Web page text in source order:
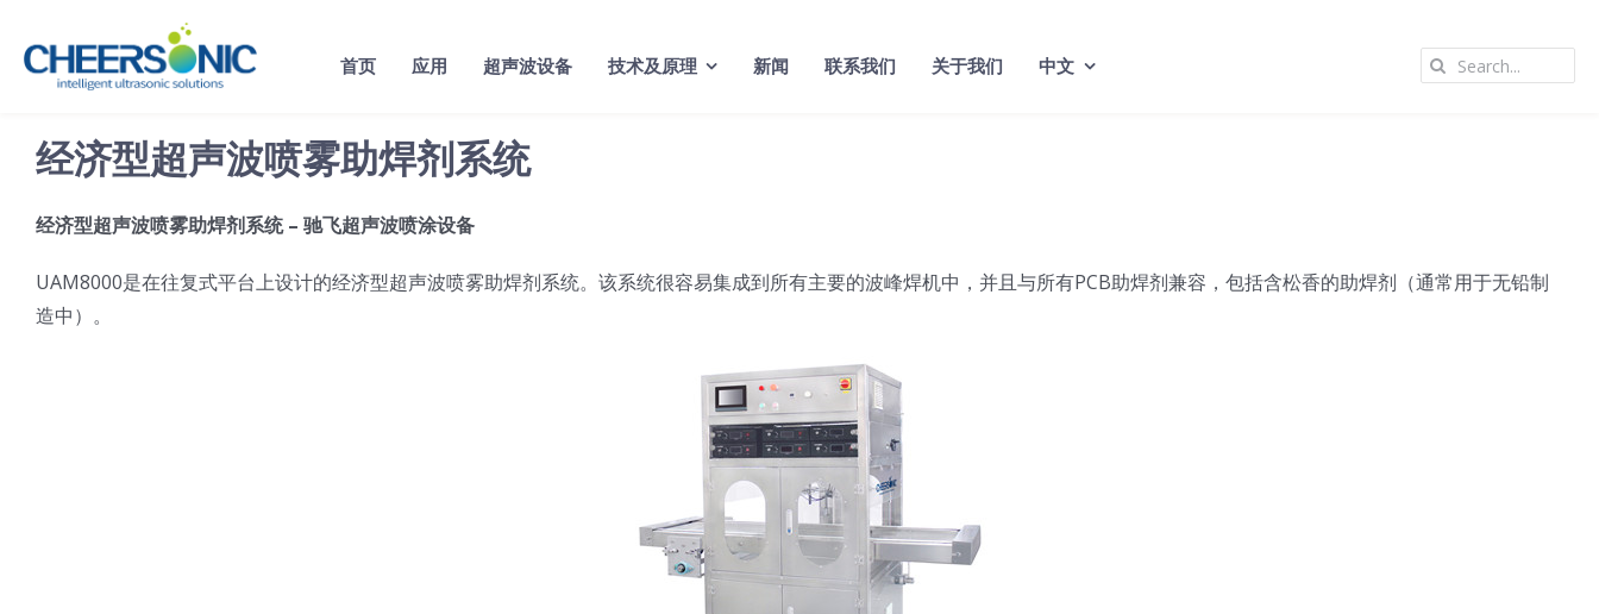
content
首页 应用 超声波设备 技术及原理 新闻 联系我们 关于我们 中文
Search
经济型超声波喷雾助焊剂系统
经济型超声波喷雾助焊剂系统 – 驰飞超声波喷涂设备
UAM8000是在往复式平台上设计的经济型超声波喷雾助焊剂系统。该系统很容易集成到所有主要的波峰焊机中，并且与所有PCB助焊剂兼容，包括含松香的助焊剂（通常用于无铅制
造中）。